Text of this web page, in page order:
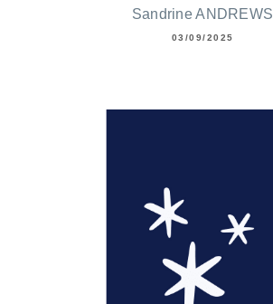
Sandrine ANDREWS
03/09/2025